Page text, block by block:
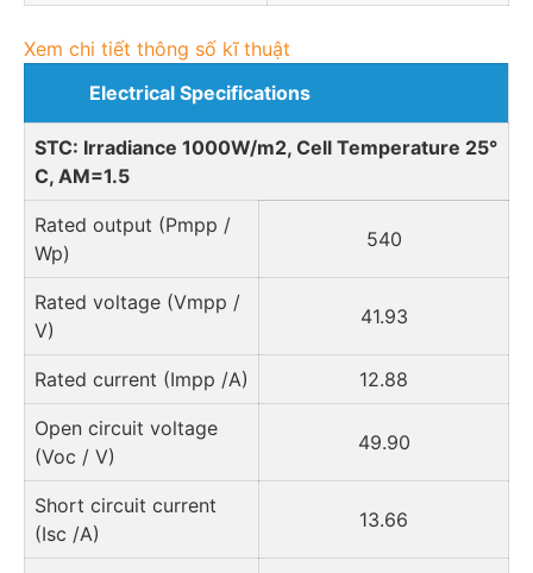
Xem chi tiết thông số kĩ thuật
Electrical Specifications
STC: Irradiance 1000W/m2, Cell Temperature 25°
C, AM=1.5
Rated output (Pmpp /
Wp)
540
Rated voltage (Vmpp /
V)
41.93
Rated current (Impp /A) 12.88
Open circuit voltage
(Voc / V)
49.90
Short circuit current
(Isc /A)
13.66